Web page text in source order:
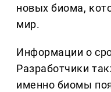
новых биома,
мир.
Информации о
Разработчики
именно биомы